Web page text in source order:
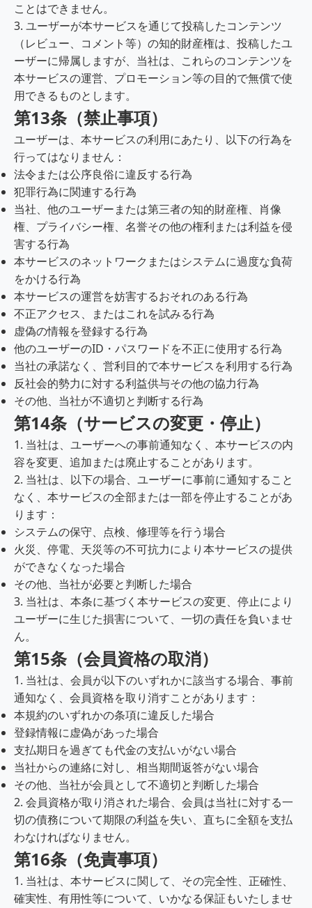
ことはできません。
3. ユーザーが本サービスを通じて投稿したコンテンツ
（レビュー、コメント等）の知的財産権は、投稿したユ
ーザーに帰属しますが、当社は、これらのコンテンツを
本サービスの運営、プロモーション等の目的で無償で使
用できるものとします。
第13条（禁止事項）
ユーザーは、本サービスの利用にあたり、以下の行為を
行ってはなりません：
法令または公序良俗に違反する行為
犯罪行為に関連する行為
当社、他のユーザーまたは第三者の知的財産権、肖像
権、プライバシー権、名誉その他の権利または利益を侵
害する行為
本サービスのネットワークまたはシステムに過度な負荷
をかける行為
本サービスの運営を妨害するおそれのある行為
不正アクセス、またはこれを試みる行為
虚偽の情報を登録する行為
他のユーザーのID・パスワードを不正に使用する行為
当社の承諾なく、営利目的で本サービスを利用する行為
反社会的勢力に対する利益供与その他の協力行為
その他、当社が不適切と判断する行為
第14条（サービスの変更・停止）
1. 当社は、ユーザーへの事前通知なく、本サービスの内
容を変更、追加または廃止することがあります。
2. 当社は、以下の場合、ユーザーに事前に通知すること
なく、本サービスの全部または一部を停止することがあ
ります：
システムの保守、点検、修理等を行う場合
火災、停電、天災等の不可抗力により本サービスの提供
ができなくなった場合
その他、当社が必要と判断した場合
3. 当社は、本条に基づく本サービスの変更、停止により
ユーザーに生じた損害について、一切の責任を負いませ
ん。
第15条（会員資格の取消）
1. 当社は、会員が以下のいずれかに該当する場合、事前
通知なく、会員資格を取り消すことがあります：
本規約のいずれかの条項に違反した場合
登録情報に虚偽があった場合
支払期日を過ぎても代金の支払いがない場合
当社からの連絡に対し、相当期間返答がない場合
その他、当社が会員として不適切と判断した場合
2. 会員資格が取り消された場合、会員は当社に対する一
切の債務について期限の利益を失い、直ちに全額を支払
わなければなりません。
第16条（免責事項）
1. 当社は、本サービスに関して、その完全性、正確性、
確実性、有用性等について、いかなる保証もいたしませ